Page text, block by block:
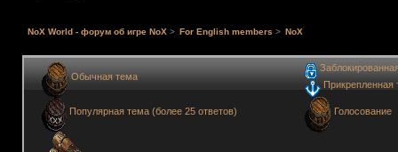
NoX World - форум об игре NoX> For English members > NoX
Обычная тема
Популярная тема (более 25 ответов)
Прикрепленная
Голосование